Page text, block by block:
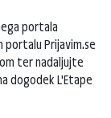
portala
portalu Prijavim.se
ter nadaljujte
dogodek L'Etape